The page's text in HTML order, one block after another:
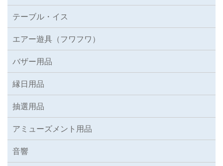
テーブル・イス
エアー遊具（フワフワ）
バザー用品
縁日用品
抽選用品
アミューズメント用品
音響